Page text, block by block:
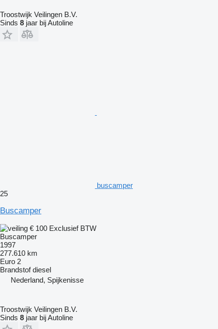
Troostwijk Veilingen B.V.
Sinds 8 jaar bij Autoline
buscamper
25
Buscamper
€ 100 Exclusief BTW
Buscamper
1997
277.610 km
Euro 2
Brandstof diesel
Nederland, Spijkenisse
Troostwijk Veilingen B.V.
Sinds 8 jaar bij Autoline